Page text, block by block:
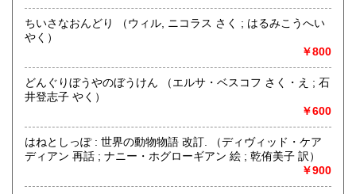
店頭買取・出張買取・着払い送付などで専門書から絵本まで
誠実買取いたします。
建築書:絵本:グルメ:料理など、ご相談ください。
取り扱い分野
自然科学、美術工芸、趣味、外国書、古書一般（その他）
ちいさなおんどり （ウィル, ニコラス さく ; はるみこうへい
やく）
￥800
どんぐりぼうやのぼうけん （エルサ・ベスコフ さく・え ; 石
井登志子 やく）
￥600
はねとしっぽ : 世界の動物物語 改訂. （ディヴィッド・ケア
ディアン 再話 ; ナニー・ホグローギアン 絵 ; 乾侑美子 訳）
￥900